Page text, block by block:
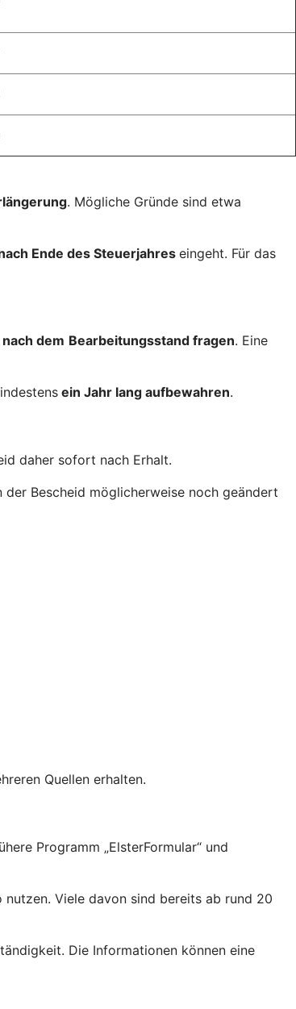
. Mögliche Gründe sind etwa
Ende des Steuerjahreseingeht. Für das
nach dem Bearbeitungsstand fragen. Eine
ein Jahr lang aufbewahren.
daher sofort nach Erhalt.
der Bescheid möglicherweise noch geändert
Quellen erhalten.
Programm „ElsterFormular“ und
Viele davon sind bereits ab rund 20
Die Informationen können eine